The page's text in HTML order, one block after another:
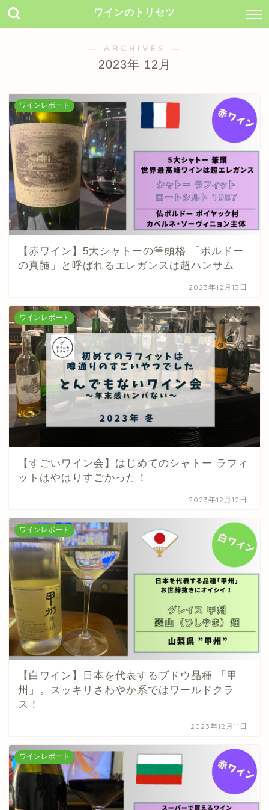
ワインのトリセツ
― ARCHIVES ―
2023年 12月
ワインレポート
【赤ワイン】5大シャトーの筆頭格 「ボルドー
の真髄」と呼ばれるエレガンスは超ハンサム
2023年12月13日
ワインレポート
【すごいワイン会】はじめてのシャトー ラフィ
ットはやはりすごかった！
2023年12月12日
ワインレポート
【白ワイン】日本を代表するブドウ品種 「甲
州」。スッキリさわやか系ではワールドクラ
ス！
2023年12月11日
ワインレポート